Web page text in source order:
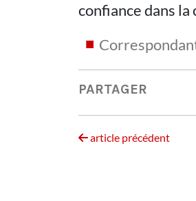
confiance dans
PARTAGER
article précédent